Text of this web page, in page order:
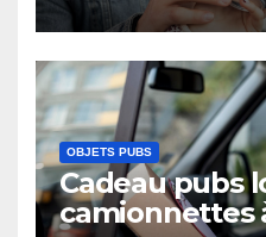
OBJETS PUBS
Cadeau pubs
camionnettes